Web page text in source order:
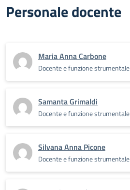
Personale docente
Maria Anna Carbone
Docente e funzione strumentale
Samanta Grimaldi
Docente e funzione strumentale
Silvana Anna Picone
Docente e funzione strumentale